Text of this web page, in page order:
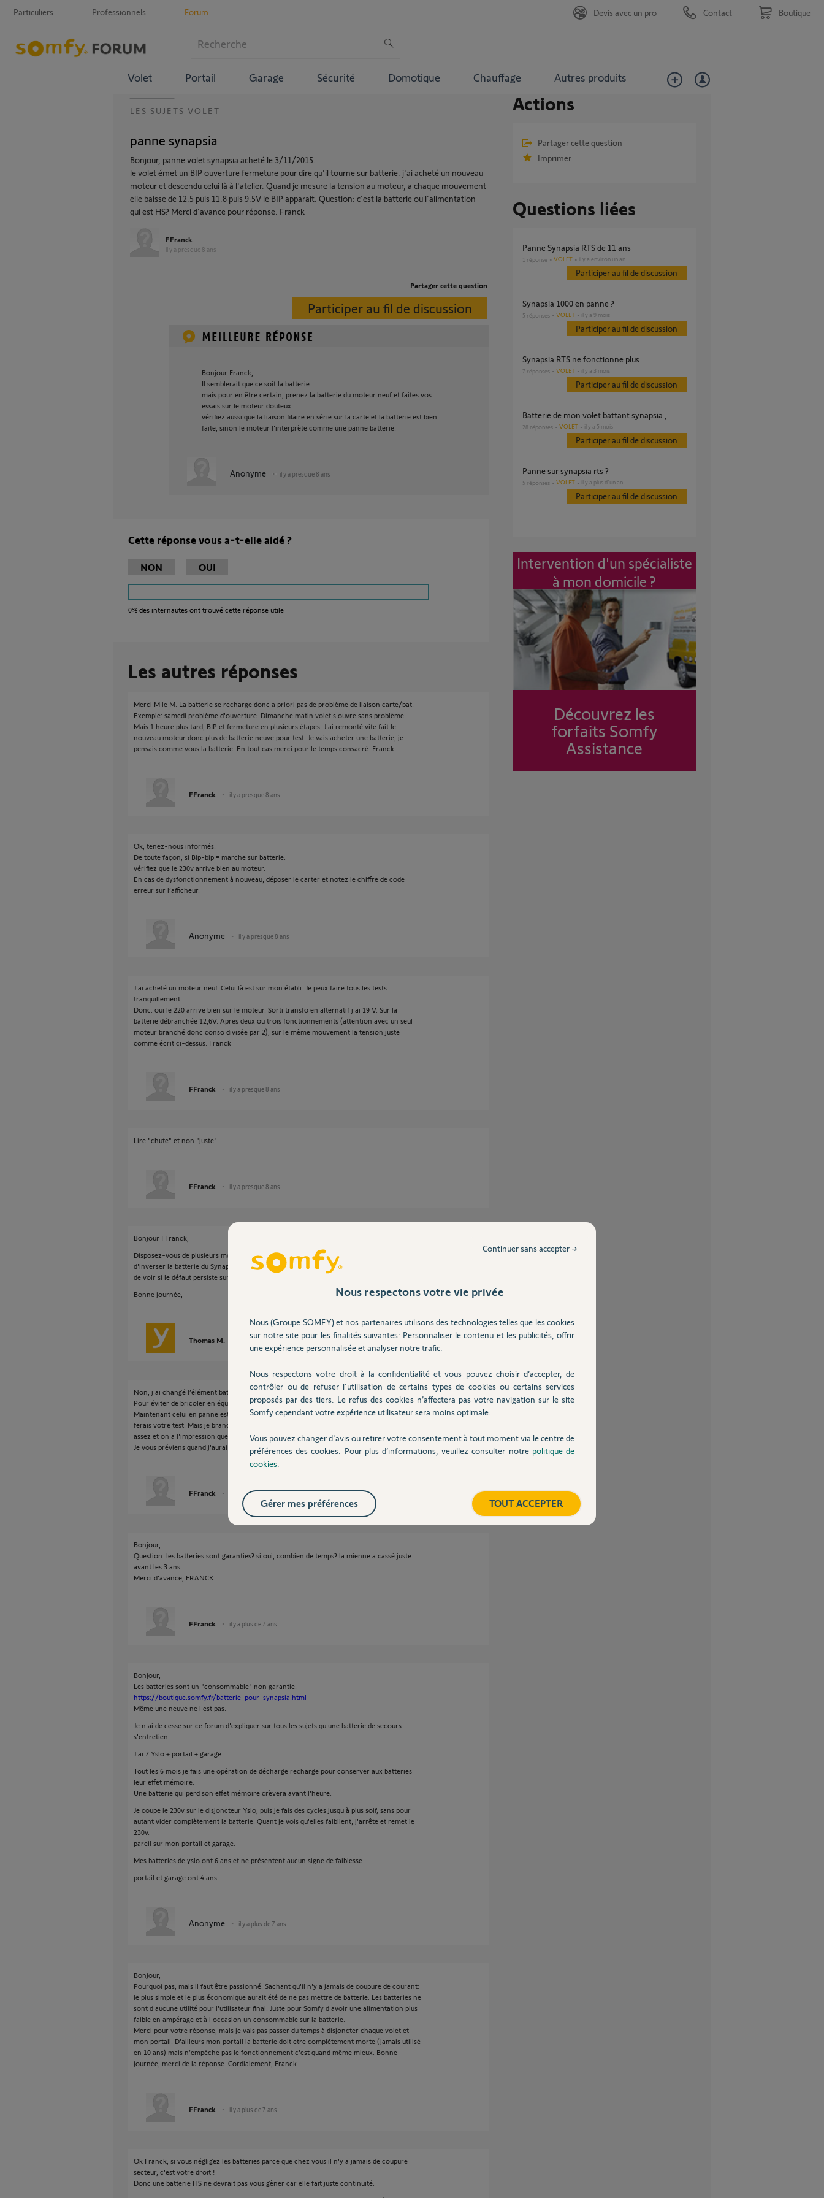
Particuliers Professionnels Forum
Volet Portail Garage Sécurité Domotique Chauffage Autres produits
Devis avec un pro Contact Boutique
LES SUJETS VOLET
panne synapsia
Bonjour, panne volet synapsia acheté le 3/11/2015.
le volet émet un BIP ouverture fermeture pour dire qu'il tourne sur batterie. j'ai acheté un nouveau
moteur et descendu celui là à l'atelier. Quand je mesure la tension au moteur, a chaque mouvement
elle baisse de 12.5 puis 11.8 puis 9.5V le BIP apparait. Question: c'est la batterie ou l'alimentation
qui est HS? Merci d'avance pour réponse. Franck
FFranck
il y a presque 8 ans
Partager cette question
Participer au fil de discussion
Bonjour Franck,
Il semblerait que ce soit la batterie.
mais pour en être certain, prenez la batterie du moteur neuf et faites vos
essais sur le moteur douteux.
vérifiez aussi que la liaison filaire en série sur la carte et la batterie est bien
faite, sinon le moteur l'interprète comme une panne batterie.
Anonyme il y a presque 8 ans
Cette réponse vous a-t-elle aidé ?
NON OUI
0% des internautes ont trouvé cette réponse utile
Les autres réponses
Merci M le M. La batterie se recharge donc a priori pas de problème de liaison carte/bat.
Exemple: samedi problème d'ouverture. Dimanche matin volet s'ouvre sans problème.
Mais 1 heure plus tard, BIP et fermeture en plusieurs étapes. J'ai remonté vite fait le
nouveau moteur donc plus de batterie neuve pour test. Je vais acheter une batterie, je
pensais comme vous la batterie. En tout cas merci pour le temps consacré. Franck
FFranck il y a presque 8 ans
Ok, tenez-nous informés.
De toute façon, si Bip-bip = marche sur batterie.
vérifiez que le 230v arrive bien au moteur.
En cas de dysfonctionnement à nouveau, déposer le carter et notez le chiffre de code
erreur sur l’afficheur.
Anonyme il y a presque 8 ans
J'ai acheté un moteur neuf. Celui là est sur mon établi. Je peux faire tous les tests
tranquillement.
Donc: oui le 220 arrive bien sur le moteur. Sorti transfo en alternatif j'ai 19 V. Sur la
batterie débranchée 12,6V. Apres deux ou trois fonctionnements (attention avec un seul
moteur branché donc conso divisée par 2), sur le même mouvement la tension juste
comme écrit ci-dessus. Franck
FFranck il y a presque 8 ans
Lire "chute" et non "juste"
FFranck il y a presque 8 ans
Bonjour FFranck,
Disposez-vous de plusieurs motorisations Synapsia ? Si oui, avez-vous la possibilité
d'inverser la batterie du Synapsia qui rencontre le défaut avec une qui fonctionne bien afin
de voir si le défaut persiste sur le même moteur ou s'il suit la batterie ?
Bonne journée,
Thomas M. il y a presque 8 ans
Non, j'ai changé l’élément batterie moteur par le neuf que j'avais acheté le matin même.
Pour éviter de bricoler en équilibre sur la fenêtre.
Maintenant celui en panne est sur mon établi, je vais acheter une batterie (plus tard) et
ferais votre test. Mais je brancherai les deux moteurs (un seul moteur ne consomme pas
assez et on a l'impression que tout fonctionne normalement.
Je vous préviens quand j'aurai la batterie et fait le test. Merci - Franck
FFranck il y a presque 8 ans
Bonjour,
Question: les batteries sont garanties? si oui, combien de temps? la mienne a cassé juste
avant les 3 ans....
Merci d'avance, FRANCK
FFranck il y a plus de 7 ans
Bonjour,
Les batteries sont un "consommable" non garantie.
https://boutique.somfy.fr/batterie-pour-synapsia.html
Même une neuve ne l'est pas.
Je n'ai de cesse sur ce forum d'expliquer sur tous les sujets qu'une batterie de secours
s'entretien.
J'ai 7 Yslo + portail + garage.
Tout les 6 mois je fais une opération de décharge recharge pour conserver aux batteries
leur effet mémoire.
Une batterie qui perd son effet mémoire crèvera avant l'heure.
Je coupe le 230v sur le disjoncteur Yslo, puis je fais des cycles jusqu'à plus soif, sans pour
autant vider complètement la batterie. Quant je vois qu'elles faiblient, j'arrête et remet le
230v.
pareil sur mon portail et garage.
Mes batteries de yslo ont 6 ans et ne présentent aucun signe de faiblesse.
portail et garage ont 4 ans.
Anonyme il y a plus de 7 ans
Bonjour,
Pourquoi pas, mais il faut être passionné. Sachant qu'il n'y a jamais de coupure de courant:
le plus simple et le plus économique aurait été de ne pas mettre de batterie. Les batteries ne
sont d'aucune utilité pour l'utilisateur final. Juste pour Somfy d'avoir une alimentation plus
faible en ampérage et à l'occasion un consommable sur la batterie.
Merci pour votre réponse, mais je vais pas passer du temps à disjoncter chaque volet et
mon portail. D'ailleurs mon portail la batterie doit etre complétement morte (jamais utilisé
en 10 ans) mais n’empêche pas le fonctionnement c'est quand même mieux. Bonne
journée, merci de la réponse. Cordialement, Franck
FFranck il y a plus de 7 ans
Ok Franck, si vous négligez les batteries parce que chez vous il n'y a jamais de coupure
secteur, c'est votre droit !
Donc une batterie HS ne devrait pas vous gêner car elle fait juste continuité.
Actions
Partager cette question
Imprimer
Questions liées
Panne Synapsia RTS de 11 ans
1 réponse VOLET il y a environ un an
Participer au fil de discussion
Synapsia 1000 en panne ?
5 réponses VOLET il y a 9 mois
Participer au fil de discussion
Synapsia RTS ne fonctionne plus
7 réponses VOLET il y a 3 mois
Participer au fil de discussion
batterie de mon volet battant synapsia ,
28 réponses VOLET il y a 5 mois
Participer au fil de discussion
panne sur synapsia rts ?
5 réponses VOLET il y a plus d'un an
Participer au fil de discussion
Intervention d'un spécialiste
à mon domicile ?
Découvrez les
forfaits Somfy
Assistance
Nous respectons votre vie privée
Nous (Groupe SOMFY) et nos partenaires utilisons des technologies telles que les cookies
sur notre site pour les finalités suivantes: Personnaliser le contenu et les publicités, offrir
une expérience personnalisée et analyser notre trafic.
Nous respectons votre droit à la confidentialité et vous pouvez choisir d’accepter, de
contrôler ou de refuser l'utilisation de certains types de cookies ou certains services
proposés par des tiers. Le refus des cookies n’affectera pas votre navigation sur le site
Somfy cependant votre expérience utilisateur sera moins optimale.
Vous pouvez changer d'avis ou retirer votre consentement à tout moment via le centre de
préférences des cookies. Pour plus d’informations, veuillez consulter notre politique de
cookies
Continuer sans accepter →
TOUT ACCEPTER
Gérer mes préférences